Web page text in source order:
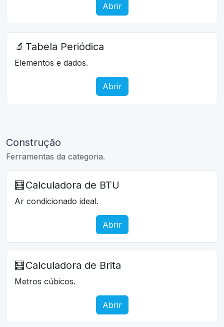
Abrir
🔬 Tabela Periódica
Elementos e dados.
Abrir
Construção
Ferramentas da categoria.
🧮 Calculadora de BTU
Ar condicionado ideal.
Abrir
🧮 Calculadora de Brita
Metros cúbicos.
Abrir